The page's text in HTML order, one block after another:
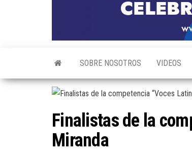
SOBRE NOSOTROS VIDEOS
Finalistas de la
Miranda